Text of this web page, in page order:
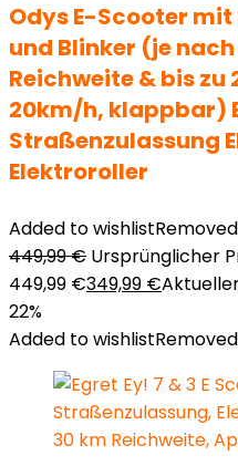
Odys E-Scooter
und Blinker (je
Reichweite & bis zu
20km/h, klappbar)
Straßenzulassung
Elektroroller
Added to wishlist
449,99€ Ursprünglicher
449,99 €349,99 €
22%
Added to wishlist